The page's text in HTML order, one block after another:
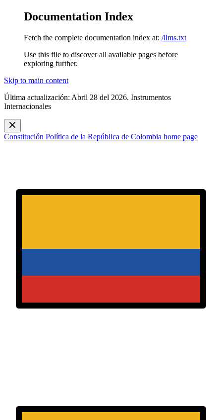
Documentation Index
Fetch the complete documentation index at: /llms.txt
Use this file to discover all available pages before
exploring further.
Skip to main content
Última actualización: Abril 28 del 2026. Instrumentos
Internacionales
Constitución Política de la República de Colombia home page